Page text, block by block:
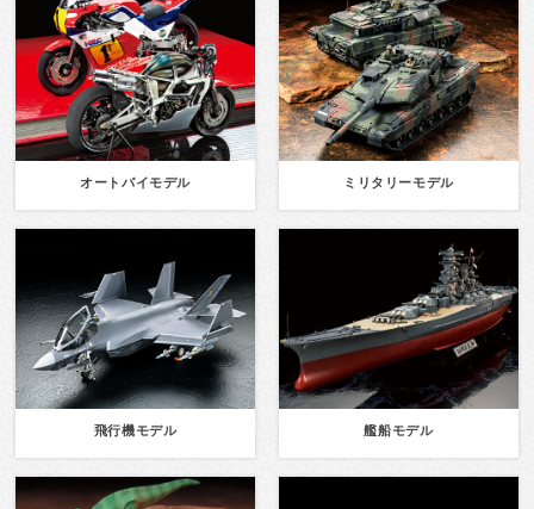
オートバイモデル ミリタリーモデル
飛行機モデル 艦船モデル